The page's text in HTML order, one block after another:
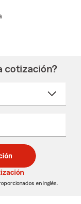
cotización?
en inglés.